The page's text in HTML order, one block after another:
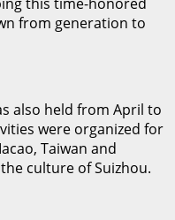
from generation to
also held from April to
were organized for
Taiwan and
culture of Suizhou.